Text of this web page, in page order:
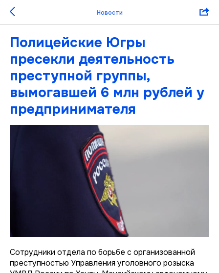
Новости
Полицейские Югры
пресекли деятельность
преступной группы,
вымогавшей 6 млн рублей у
предпринимателя
Сотрудники отдела по борьбе с организованной
преступностью Управления уголовного розыска